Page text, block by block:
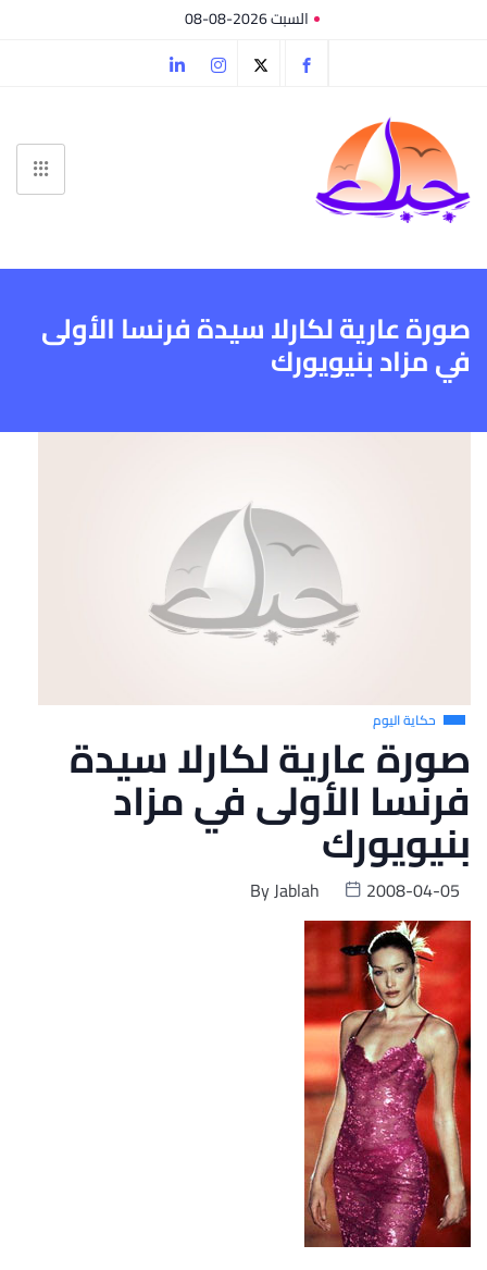
السبت 2026-08-08
صورة عارية لكارلا سيدة فرنسا الأولى
في مزاد بنيويورك
حكاية اليوم
صورة عارية لكارلا سيدة
فرنسا الأولى في مزاد
بنيويورك
ByJablah 2008-04-05